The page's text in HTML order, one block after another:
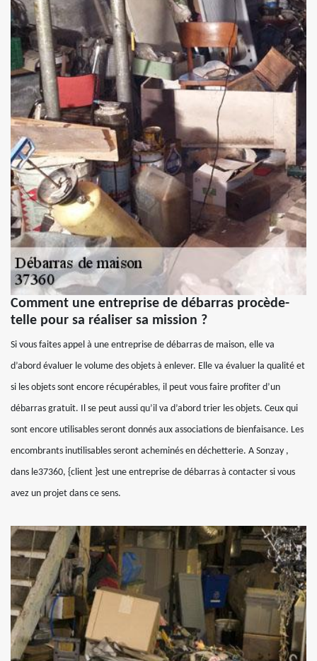
Comment une entreprise de débarras procède-
telle pour sa réaliser sa mission ?
Si vous faites appel à une entreprise de débarras de maison, elle va
d’abord évaluer le volume des objets à enlever. Elle va évaluer la qualité et
si les objets sont encore récupérables, il peut vous faire profiter d’un
débarras gratuit. Il se peut aussi qu’il va d’abord trier les objets. Ceux qui
sont encore utilisables seront donnés aux associations de bienfaisance. Les
encombrants inutilisables seront acheminés en déchetterie. A Sonzay ,
dans le37360, {client }est une entreprise de débarras à contacter si vous
avez un projet dans ce sens.